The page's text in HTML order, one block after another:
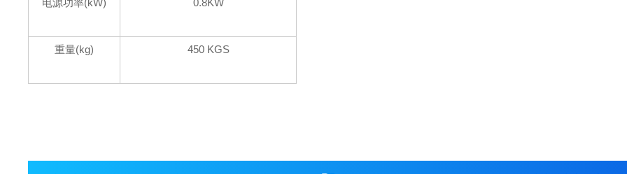
电源功率(kW) 0.8KW
重量(kg) 450 KGS